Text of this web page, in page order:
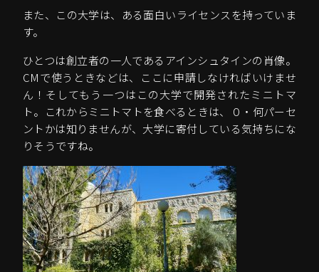
また、この大学は、ある面白いライセンスを持っていま
す。
ひとつは創立者の一人であるアインシュタインの肖像。
CMで使うときなどは、ここに申請しなければいけませ
ん！そしてもう一つはこの大学で開発されたミニトマ
ト。これからミニトマトを食べるときは、０・何パーセ
ントかは知りませんが、大学に寄付している気持ちにな
りそうですね。